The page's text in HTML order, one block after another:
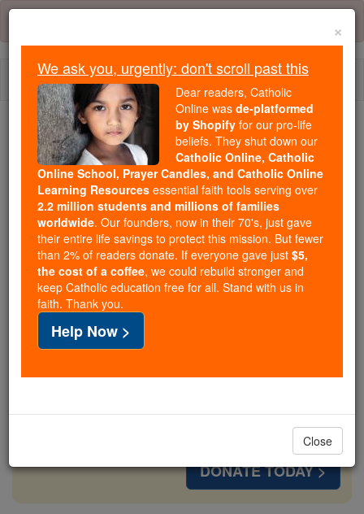
Skip
content
Because of You, 2.2 Million
Students Are Being Formed in the
Faith
Because of generous supporters like you,
Catholic Online School has already delivered
free, faithful Catholic education to over 2.2
million students across 193 countries. In an age
of noise and algorithms, you are helping form
souls with truth, prayer, Scripture, and Christ.
If everyone who reads this gave just $5 — the
free for all. Be Courageous. Be Catholic. Stand
DONATE TODAY >
×
We ask you, urgently: don't scroll past this
Dear readers, Catholic
Online was de-platformed
by Shopify for our pro-life
beliefs. They shut down our
Catholic Online, Catholic
Online School, Prayer Candles, and Catholic Online
Learning Resources essential faith tools serving over
2.2 million students and millions of families
worldwide. Our founders, now in their 70's, just gave
their entire life savings to protect this mission. But fewer
than 2% of readers donate. If everyone gave just $5,
the cost of a coffee, we could rebuild stronger and
keep Catholic education free for all. Stand with us in
faith. Thank you.
Help Now >
Close